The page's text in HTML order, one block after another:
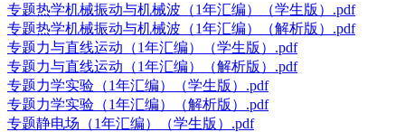
专题热学机械振动与机械波（1年汇编）（学生版）.pdf
专题热学机械振动与机械波（1年汇编）（解析版）.pdf
专题力与直线运动（1年汇编）（学生版）.pdf
专题力与直线运动（1年汇编）（解析版）.pdf
专题力学实验（1年汇编）（学生版）.pdf
专题力学实验（1年汇编）（解析版）.pdf
专题静电场（1年汇编）（学生版）.pdf